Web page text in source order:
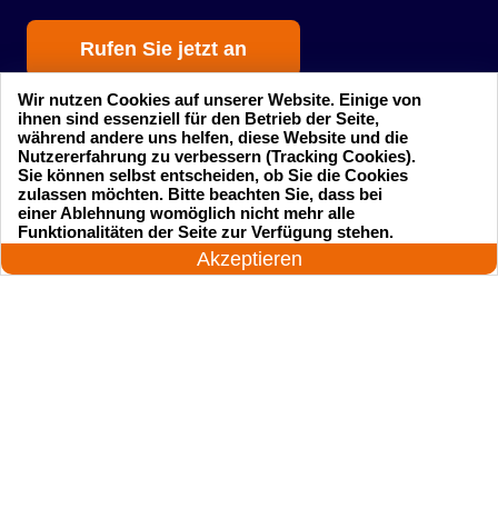
Rufen Sie jetzt an
Startseite Einsatzgebiete
Preise
24 Stunden am Tag
Akzeptieren
Wir nutzen Cookies auf unserer Website. Einige von
ihnen sind essenziell für den Betrieb der Seite,
während andere uns helfen, diese Website und die
Nutzererfahrung zu verbessern (Tracking Cookies).
Sie können selbst entscheiden, ob Sie die Cookies
zulassen möchten. Bitte beachten Sie, dass bei
einer Ablehnung womöglich nicht mehr alle
Funktionalitäten der Seite zur Verfügung stehen.